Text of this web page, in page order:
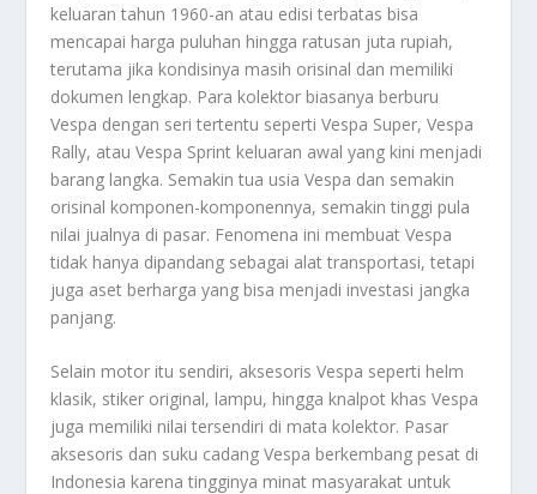
keluaran tahun 1960-an atau edisi terbatas bisa
mencapai harga puluhan hingga ratusan juta rupiah,
terutama jika kondisinya masih orisinal dan memiliki
dokumen lengkap. Para kolektor biasanya berburu
Vespa dengan seri tertentu seperti Vespa Super, Vespa
Rally, atau Vespa Sprint keluaran awal yang kini menjadi
barang langka. Semakin tua usia Vespa dan semakin
orisinal komponen-komponennya, semakin tinggi pula
nilai jualnya di pasar. Fenomena ini membuat Vespa
tidak hanya dipandang sebagai alat transportasi, tetapi
juga aset berharga yang bisa menjadi investasi jangka
panjang.
Selain motor itu sendiri, aksesoris Vespa seperti helm
klasik, stiker original, lampu, hingga knalpot khas Vespa
juga memiliki nilai tersendiri di mata kolektor. Pasar
aksesoris dan suku cadang Vespa berkembang pesat di
Indonesia karena tingginya minat masyarakat untuk